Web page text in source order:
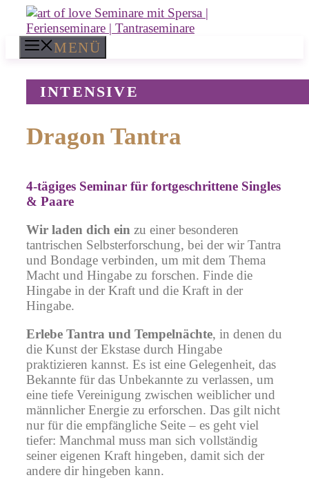
Zum
Inhalt
springen MENÜ
Dragon Tantra
4-tägiges Seminar für fortgeschrittene Singles
& Paare
Wir laden dich ein zu einer besonderen
tantrischen Selbsterforschung, bei der wir Tantra
und Bondage verbinden, um mit dem Thema
Macht und Hingabe zu forschen. Finde die
Hingabe in der Kraft und die Kraft in der
Hingabe.
Erlebe Tantra und Tempelnächte, in denen du
die Kunst der Ekstase durch Hingabe
praktizieren kannst. Es ist eine Gelegenheit, das
Bekannte für das Unbekannte zu verlassen, um
eine tiefe Vereinigung zwischen weiblicher und
männlicher Energie zu erforschen. Das gilt nicht
nur für die empfängliche Seite – es geht viel
tiefer: Manchmal muss man sich vollständig
seiner eigenen Kraft hingeben, damit sich der
andere dir hingeben kann.